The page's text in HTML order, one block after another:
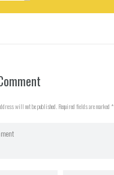
will not be published. Required fields are marked *